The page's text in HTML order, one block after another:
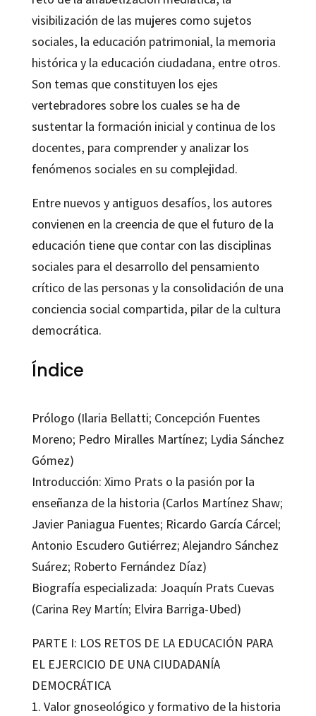
visibilización de las mujeres como sujetos
sociales, la educación patrimonial, la memoria
histórica y la educación ciudadana, entre otros.
Son temas que constituyen los ejes
vertebradores sobre los cuales se ha de
sustentar la formación inicial y continua de los
docentes, para comprender y analizar los
fenómenos sociales en su complejidad.
Entre nuevos y antiguos desafíos, los autores
convienen en la creencia de que el futuro de la
educación tiene que contar con las disciplinas
sociales para el desarrollo del pensamiento
crítico de las personas y la consolidación de una
conciencia social compartida, pilar de la cultura
democrática.
Índice
Prólogo (Ilaria Bellatti; Concepción Fuentes
Moreno; Pedro Miralles Martínez; Lydia Sánchez
Gómez)
Introducción: Ximo Prats o la pasión por la
enseñanza de la historia (Carlos Martínez Shaw;
Javier Paniagua Fuentes; Ricardo García Cárcel;
Antonio Escudero Gutiérrez; Alejandro Sánchez
Suárez; Roberto Fernández Díaz)
Biografía especializada: Joaquín Prats Cuevas
(Carina Rey Martín; Elvira Barriga-Ubed)
PARTE I: LOS RETOS DE LA EDUCACIÓN PARA
EL EJERCICIO DE UNA CIUDADANÍA
DEMOCRÁTICA
1. Valor gnoseológico y formativo de la historia